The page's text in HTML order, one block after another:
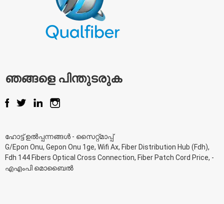
ഞങ്ങളെ പിന്തുടരുക
ഹോട്ട് ഉൽപ്പന്നങ്ങൾ - സൈറ്റ്മാപ്പ്
G/Epon Onu, Gepon Onu 1ge, Wifi Ax, Fiber Distribution Hub (Fdh),
Fdh 144 Fibers Optical Cross Connection, Fiber Patch Cord Price, -
എഎംപി മൊബൈൽ